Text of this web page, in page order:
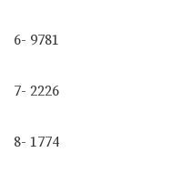
6- 9781
7- 2226
8- 1774